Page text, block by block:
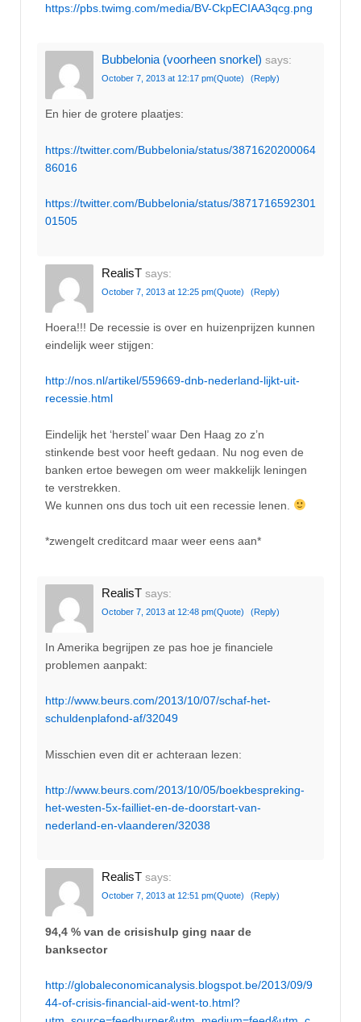
https://pbs.twimg.com/media/BV-CkpECIAA3qcg.png
Bubbelonia (voorheen snorkel) says:
October 7, 2013 at 12:17 pm(Quote) (Reply)
En hier de grotere plaatjes:
https://twitter.com/Bubbelonia/status/3871620200064
86016
https://twitter.com/Bubbelonia/status/3871716592301
01505
RealisT says:
October 7, 2013 at 12:25 pm(Quote) (Reply)
Hoera!!! De recessie is over en huizenprijzen kunnen
eindelijk weer stijgen:
http://nos.nl/artikel/559669-dnb-nederland-lijkt-uit-
recessie.html
Eindelijk het ‘herstel’ waar Den Haag zo z’n
stinkende best voor heeft gedaan. Nu nog even de
banken ertoe bewegen om weer makkelijk leningen
te verstrekken.
We kunnen ons dus toch uit een recessie lenen.
*zwengelt creditcard maar weer eens aan*
RealisT says:
October 7, 2013 at 12:48 pm(Quote) (Reply)
In Amerika begrijpen ze pas hoe je financiele
problemen aanpakt:
http://www.beurs.com/2013/10/07/schaf-het-
schuldenplafond-af/32049
Misschien even dit er achteraan lezen:
http://www.beurs.com/2013/10/05/boekbespreking-
het-westen-5x-failliet-en-de-doorstart-van-
nederland-en-vlaanderen/32038
RealisT says:
October 7, 2013 at 12:51 pm(Quote) (Reply)
94,4 % van de crisishulp ging naar de
banksector
http://globaleconomicanalysis.blogspot.be/2013/09/9
44-of-crisis-financial-aid-went-to.html?